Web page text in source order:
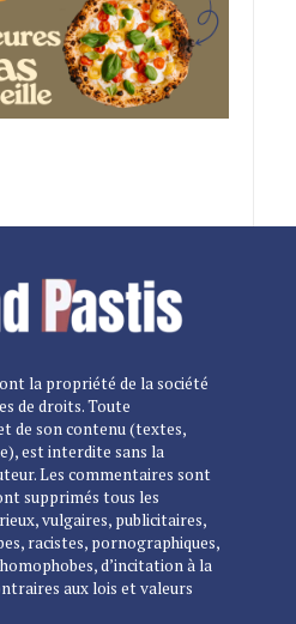
la propriété de la société
de droits. Toute
de son contenu (textes,
est interdite sans la
Les commentaires sont
supprimés tous les
vulgaires, publicitaires,
racistes, pornographiques,
d’incitation à la
aux lois et valeurs